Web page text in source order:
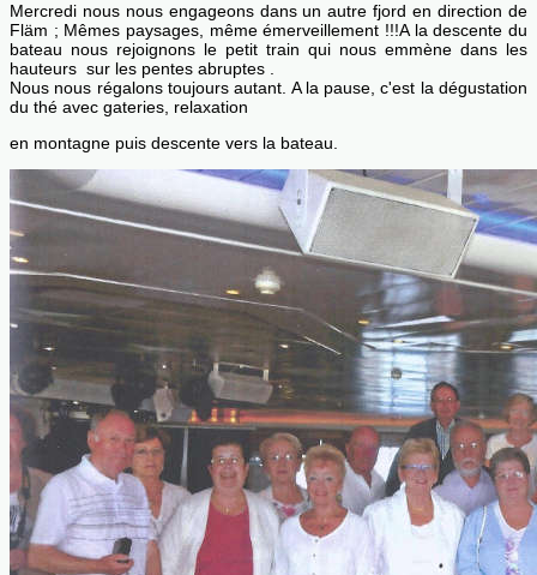
Mercredi nous nous engageons dans un autre fjord en direction de
Fläm ; Mêmes paysages, même émerveillement !!!A la descente du
bateau nous rejoignons le petit train qui nous emmène dans les
hauteurs sur les pentes abruptes .
Nous nous régalons toujours autant. A la pause, c'est la dégustation
du thé avec gateries, relaxation
en montagne puis descente vers la bateau.